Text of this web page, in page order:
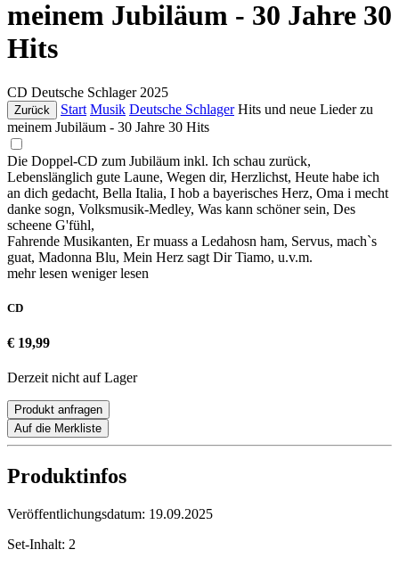
meinem Jubiläum - 30 Jahre 30
Hits
CD Deutsche Schlager 2025
Zurück Start Musik Deutsche Schlager Hits und neue Lieder zu
meinem Jubiläum - 30 Jahre 30 Hits
Die Doppel-CD zum Jubiläum inkl. Ich schau zurück,
Lebenslänglich gute Laune, Wegen dir, Herzlichst, Heute habe ich
an dich gedacht, Bella Italia, I hob a bayerisches Herz, Oma i mecht
danke sogn, Volksmusik-Medley, Was kann schöner sein, Des
scheene G'fühl,
Fahrende Musikanten, Er muass a Ledahosn ham, Servus, mach`s
guat, Madonna Blu, Mein Herz sagt Dir Tiamo, u.v.m.
mehr lesen weniger lesen
CD
€ 19,99
Derzeit nicht auf Lager
Produkt anfragen
Auf die Merkliste
Produktinfos
Veröffentlichungsdatum: 19.09.2025
Set-Inhalt: 2